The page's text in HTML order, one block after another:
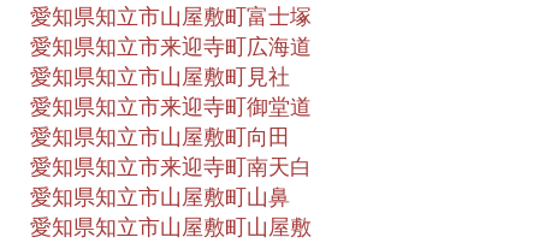
愛知県知立市山屋敷町富士塚
愛知県知立市来迎寺町広海道
愛知県知立市山屋敷町見社
愛知県知立市来迎寺町御堂道
愛知県知立市山屋敷町向田
愛知県知立市来迎寺町南天白
愛知県知立市山屋敷町山鼻
愛知県知立市山屋敷町山屋敷